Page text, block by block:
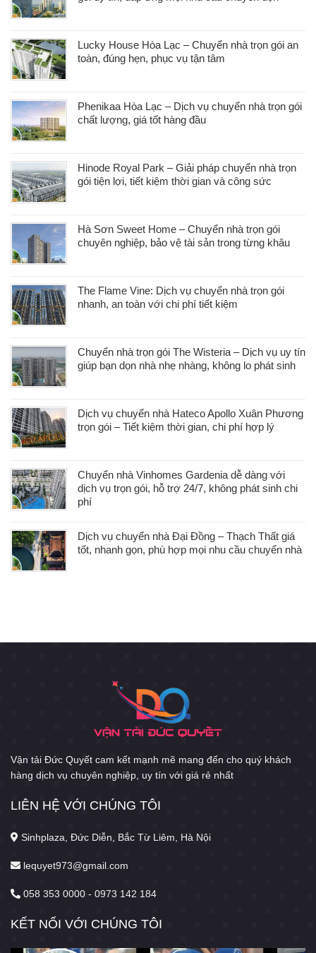
Lucky House Hòa Lạc – Chuyển nhà trọn gói an
toàn, đúng hẹn, phục vụ tận tâm
Phenikaa Hòa Lạc – Dịch vụ chuyển nhà trọn gói
chất lượng, giá tốt hàng đầu
Hinode Royal Park – Giải pháp chuyển nhà trọn
gói tiện lợi, tiết kiệm thời gian và công sức
Hà Sơn Sweet Home – Chuyển nhà trọn gói
chuyên nghiệp, bảo vệ tài sản trong từng khâu
The Flame Vine: Dịch vụ chuyển nhà trọn gói
nhanh, an toàn với chi phí tiết kiệm
Chuyển nhà trọn gói The Wisteria – Dịch vụ uy tín
giúp bạn dọn nhà nhẹ nhàng, không lo phát sinh
Dịch vụ chuyển nhà Hateco Apollo Xuân Phương
trọn gói – Tiết kiệm thời gian, chi phí hợp lý
Chuyển nhà Vinhomes Gardenia dễ dàng với
dịch vụ trọn gói, hỗ trợ 24/7, không phát sinh chi
phí
Dịch vụ chuyển nhà Đại Đồng – Thạch Thất giá
tốt, nhanh gọn, phù hợp mọi nhu cầu chuyển nhà
Vận tải Đức Quyết cam kết mạnh mẽ mang đến cho quý khách
hàng dịch vụ chuyên nghiệp, uy tín với giá rẻ nhất
LIÊN HỆ VỚI CHÚNG TÔI
Sinhplaza, Đức Diễn, Bắc Từ Liêm, Hà Nội
lequyet973@gmail.com
058 353 0000 - 0973 142 184
KẾT NỐI VỚI CHÚNG TÔI